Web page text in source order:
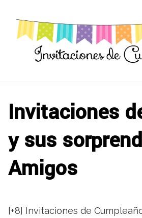
contenido
Invitaciones
y sus
Amigos
[+8] Invitaciones de